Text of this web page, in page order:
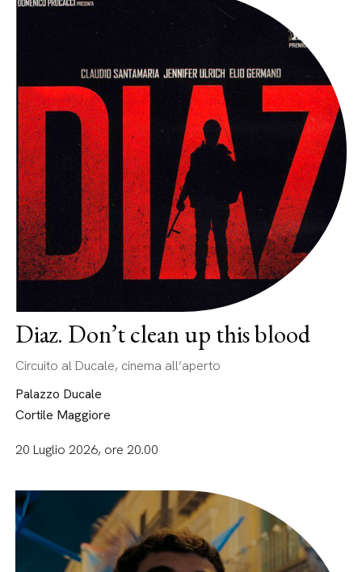
Diaz. Don’t clean up this blood
Circuito al Ducale, cinema all’aperto
Palazzo Ducale
Cortile Maggiore
20 Luglio 2026, ore 20.00